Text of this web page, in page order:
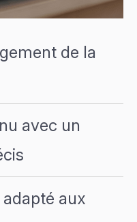
de la
avec un
aux